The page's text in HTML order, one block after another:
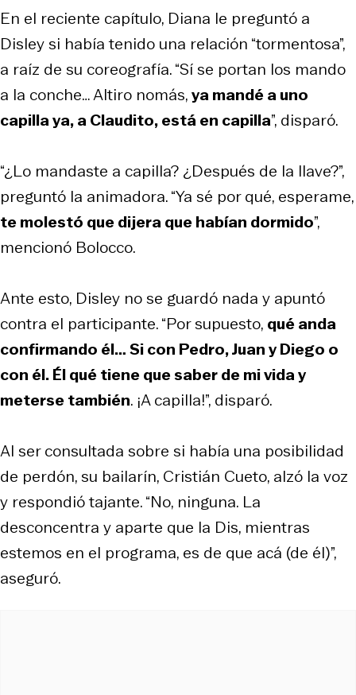
En el reciente capítulo, Diana le preguntó a
Disley si había tenido una relación “tormentosa”,
a raíz de su coreografía. “Sí se portan los mando
a la conche… Altiro nomás,ya mandé a uno
capilla ya, a Claudito, está en capilla”, disparó.
“¿Lo mandaste a capilla? ¿Después de la llave?”,
preguntó la animadora. “Ya sé por qué, esperame,
te molestó que dijera que habían dormido”,
mencionó Bolocco.
Ante esto, Disley no se guardó nada y apuntó
contra el participante. “Por supuesto, qué anda
confirmando él… Si con Pedro, Juan y Diego o
con él. Él qué tiene que saber de mi vida y
meterse también. ¡A capilla!”, disparó.
Al ser consultada sobre si había una posibilidad
de perdón, su bailarín, Cristián Cueto, alzó la voz
y respondió tajante. “No, ninguna. La
desconcentra y aparte que la Dis, mientras
estemos en el programa, es de que acá (de él)”,
aseguró.